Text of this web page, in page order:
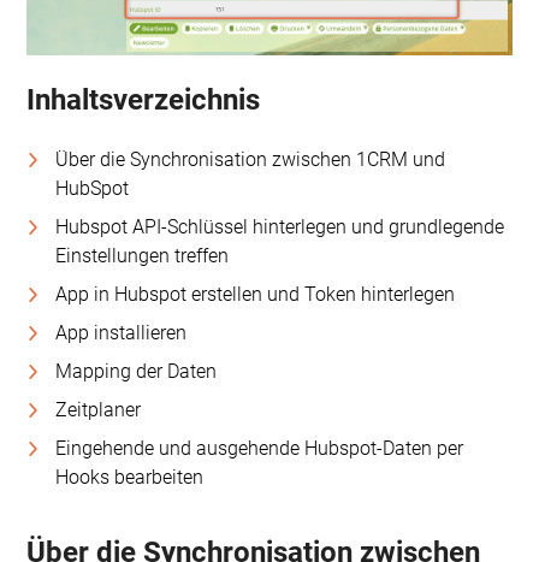
Inhaltsverzeichnis
Über die Synchronisation zwischen 1CRM und
HubSpot
Hubspot API-Schlüssel hinterlegen und grundlegende
Einstellungen treffen
App in Hubspot erstellen und Token hinterlegen
App installieren
Mapping der Daten
Zeitplaner
Eingehende und ausgehende Hubspot-Daten per
Hooks bearbeiten
Über die Synchronisation zwischen